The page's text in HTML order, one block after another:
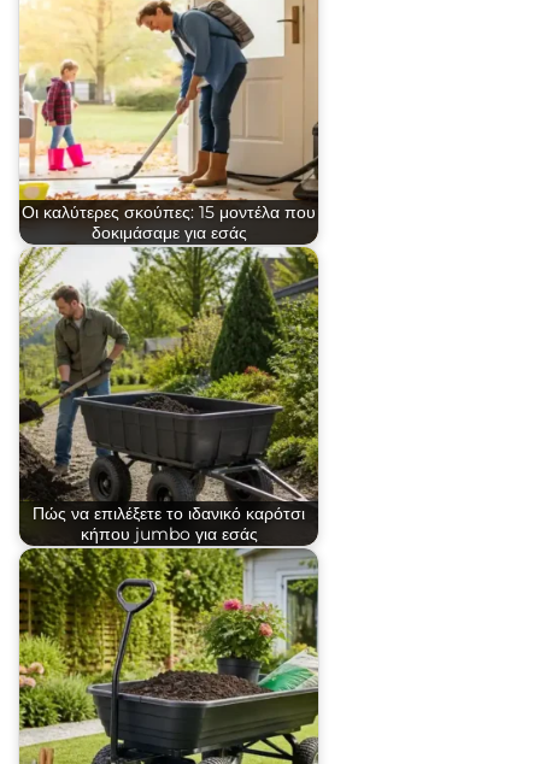
Οι καλύτερες σκούπες: 15 μοντέλα που
δοκιμάσαμε για εσάς
Πώς να επιλέξετε το ιδανικό καρότσι
κήπου jumbo για εσάς